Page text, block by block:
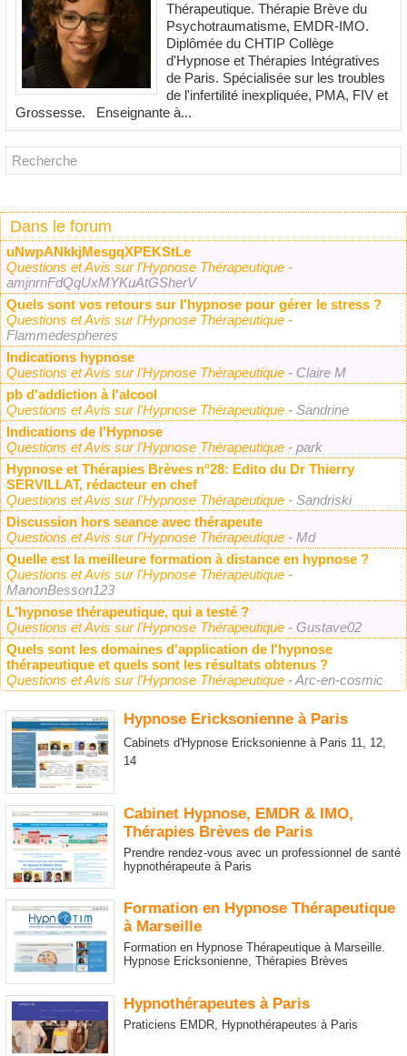
Thérapeutique. Thérapie Brève du
Psychotraumatisme, EMDR-IMO.
Diplômée du CHTIP Collège
d'Hypnose et Thérapies Intégratives
de Paris. Spécialisée sur les troubles
de l'infertilité inexpliquée, PMA, FIV et
Grossesse. Enseignante à...
Dans le forum
uNwpANkkjMesgqXPEKStLe
Questions et Avis sur l'Hypnose Thérapeutique -
amjnrnFdQqUxMYKuAtGSherV
Quels sont vos retours sur l'hypnose pour gérer le stress ?
Questions et Avis sur l'Hypnose Thérapeutique -
Flammedespheres
Indications hypnose
Questions et Avis sur l'Hypnose Thérapeutique - Claire M
pb d'addiction à l'alcool
Questions et Avis sur l'Hypnose Thérapeutique - Sandrine
Indications de l'Hypnose
Questions et Avis sur l'Hypnose Thérapeutique - park
Hypnose et Thérapies Brèves n°28: Edito du Dr Thierry
SERVILLAT, rédacteur en chef
Questions et Avis sur l'Hypnose Thérapeutique - Sandriski
Discussion hors seance avec thérapeute
Questions et Avis sur l'Hypnose Thérapeutique - Md
Quelle est la meilleure formation à distance en hypnose ?
Questions et Avis sur l'Hypnose Thérapeutique -
ManonBesson123
L'hypnose thérapeutique, qui a testé ?
Questions et Avis sur l'Hypnose Thérapeutique - Gustave02
Quels sont les domaines d'application de l'hypnose
thérapeutique et quels sont les résultats obtenus ?
Questions et Avis sur l'Hypnose Thérapeutique - Arc-en-cosmic
Hypnose Ericksonienne à Paris
Cabinets d'Hypnose Ericksonienne à Paris 11, 12,
14
Cabinet Hypnose, EMDR & IMO,
Thérapies Brèves de Paris
Prendre rendez-vous avec un professionnel de santé
hypnothérapeute à Paris
Formation en Hypnose Thérapeutique
à Marseille
Formation en Hypnose Thérapeutique à Marseille.
Hypnose Ericksonienne, Thérapies Brèves
Hypnothérapeutes à Paris
Praticiens EMDR, Hypnothérapeutes à Paris